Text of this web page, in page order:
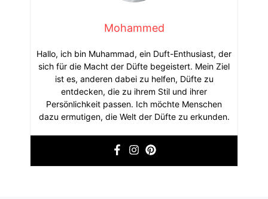
Mohammed
Hallo, ich bin Muhammad, ein Duft-Enthusiast, der
sich für die Macht der Düfte begeistert. Mein Ziel
ist es, anderen dabei zu helfen, Düfte zu
entdecken, die zu ihrem Stil und ihrer
Persönlichkeit passen. Ich möchte Menschen
dazu ermutigen, die Welt der Düfte zu erkunden.